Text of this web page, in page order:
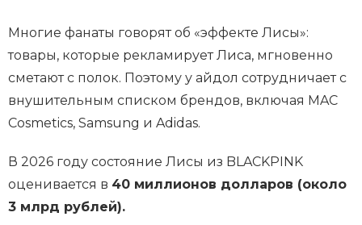
Многие фанаты говорят об «эффекте Лисы»:
товары, которые рекламирует Лиса, мгновенно
сметают с полок. Поэтому у айдол сотрудничает с
внушительным списком брендов, включая MAC
Cosmetics, Samsung и Adidas.
В 2026 году состояние Лисы из BLACKPINK
оценивается в 40 миллионов долларов (около
3 млрд рублей).